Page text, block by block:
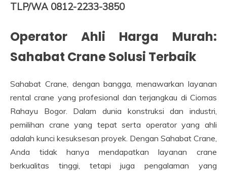
TLP/WA 0812-2233-3850
Operator Ahli Harga Murah:
Sahabat Crane Solusi Terbaik
Sahabat Crane, dengan bangga, menawarkan layanan
rental crane yang profesional dan terjangkau di Ciomas
Rahayu Bogor. Dalam dunia konstruksi dan industri,
pemilihan crane yang tepat serta operator yang ahli
adalah kunci kesuksesan proyek. Dengan Sahabat Crane,
Anda tidak hanya mendapatkan layanan crane
berkualitas tinggi, tetapi juga pengalaman yang